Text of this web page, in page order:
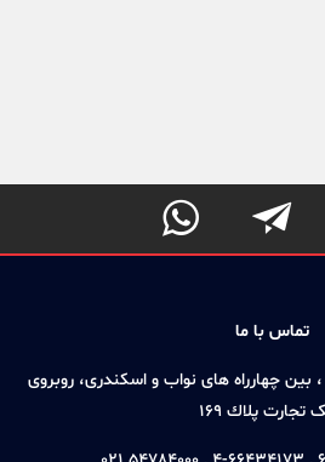


تماس با ما
، بين چهارراه های نواب و اسكندری، روبروی
تجارت پلاك 169